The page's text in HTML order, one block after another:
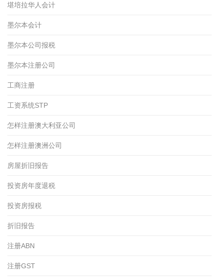
堪培拉华人会计
墨尔本会计
墨尔本公司报税
墨尔本注册公司
工商注册
工资系统STP
怎样注册澳大利亚公司
怎样注册澳洲公司
房屋折旧报告
投资房年度退税
投资房报税
折旧报告
注册ABN
注册GST